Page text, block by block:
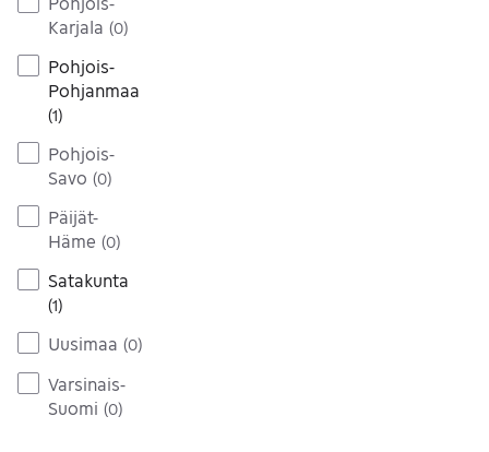
Karjala (0)
Pohjois-
Pohjanmaa
(1)
Pohjois-
Savo (0)
Päijät-
Häme (0)
Satakunta
(1)
Uusimaa (0)
Varsinais-
Suomi (0)